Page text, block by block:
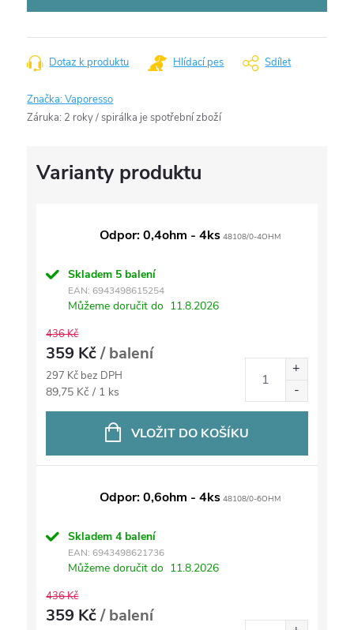
Dotaz k produktu Hlídací pes Sdílet
Značka:Vaporesso
Záruka: 2 roky / spirálka je spotřební zboží
Odpor: 0,4ohm - 4ks 48108/0-4OHM
Skladem 5 balení
EAN: 6943498615254
Můžeme doručit do 11.8.2026
436 Kč
359 Kč/ balení
297 Kč bez DPH
Měrná
cena:
89,75 Kč / 1 ks
VLOŽIT DO KOŠÍKU
Odpor: 0,6ohm - 4ks 48108/0-6OHM
Skladem4 balení
EAN: 6943498621736
Můžeme doručit do 11.8.2026
436 Kč
359 Kč/ balení